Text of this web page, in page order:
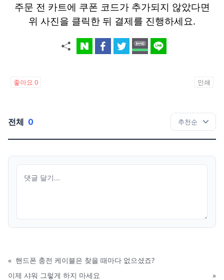
주문 전 카트에 쿠폰 코드가 추가되지 않았다면
위 사진을 클릭한 뒤 결제를 진행하세요.
좋아요 0 인쇄
전체 0
« 핸드폰 충전 케이블은 찾을 때마다 없으셨죠?
이제 샤워 그렇게 하지 마세요
»